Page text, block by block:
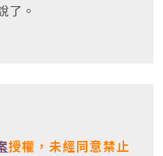
了。
授權，未經同意禁止